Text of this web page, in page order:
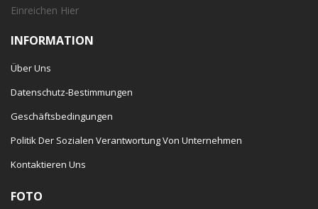
Einreichen Hier
INFORMATION
Über Uns
Datenschutz-Bestimmungen
Geschäftsbedingungen
Politik Der Sozialen Verantwortung Von Unternehmen
Kontaktieren Uns
FOTO